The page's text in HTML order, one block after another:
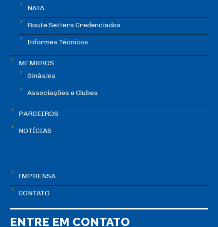
NATA
Route Setters Credenciados
Informes Técnicos
MEMBROS
Ginásios
Associações e Clubes
PARCEIROS
NOTÍCIAS
IMPRENSA
CONTATO
ENTRE EM CONTATO